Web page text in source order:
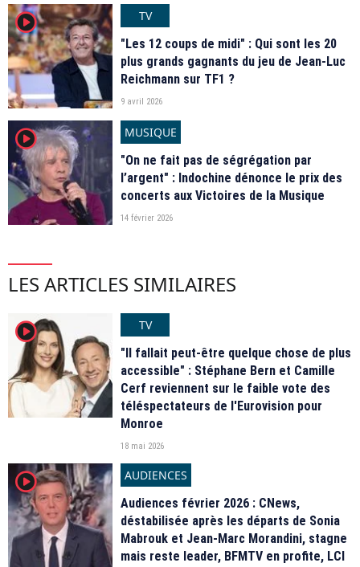
player2
TV
"Les 12 coups de midi" : Qui sont les 20
plus grands gagnants du jeu de Jean-Luc
Reichmann sur TF1 ?
9 avril 2026
player2
MUSIQUE
"On ne fait pas de ségrégation par
l’argent" : Indochine dénonce le prix des
concerts aux Victoires de la Musique
14 février 2026
LES ARTICLES SIMILAIRES
player2
TV
"Il fallait peut-être quelque chose de plus
accessible" : Stéphane Bern et Camille
Cerf reviennent sur le faible vote des
téléspectateurs de l'Eurovision pour
Monroe
18 mai 2026
player2
AUDIENCES
Audiences février 2026 : CNews,
déstabilisée après les départs de Sonia
Mabrouk et Jean-Marc Morandini, stagne
mais reste leader, BFMTV en profite, LCI